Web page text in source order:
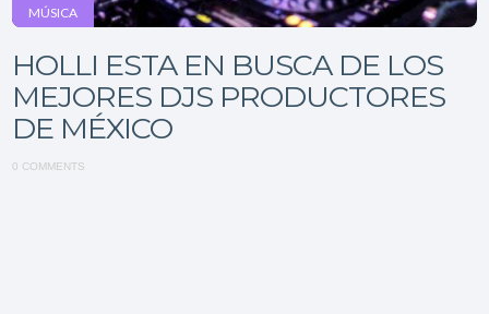
MÚSICA
HOLLI ESTA EN BUSCA DE LOS
MEJORES DJS PRODUCTORES
DE MÉXICO
0 COMMENTS